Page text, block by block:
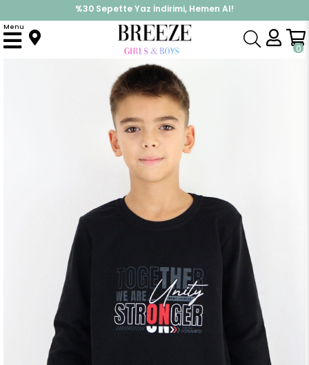
%30 Sepette Yaz İndirimi, Hemen Al!
İndirimlere ek %10 İndirimi Kap, Hemen Üye Ol!
0
Menu
Anasayfa Üst Giyim Uzun Kollu Tişört Erkek Çocuk Uzun Kollu Tişört Motivasyon Temalı Yazı Baskılı Siyah (6-12 Yaş)